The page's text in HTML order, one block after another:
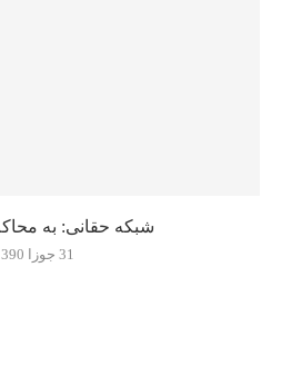
شبکه حقانی: به
31 جوزا 1390